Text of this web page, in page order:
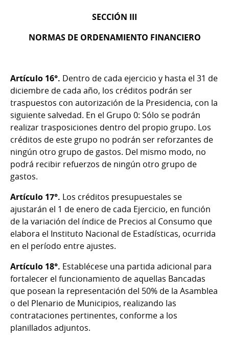
SECCIÓN III
NORMAS DE ORDENAMIENTO FINANCIERO
Artículo 16°. Dentro de cada ejercicio y hasta el 31 de
diciembre de cada año, los créditos podrán ser
traspuestos con autorización de la Presidencia, con la
siguiente salvedad. En el Grupo 0: Sólo se podrán
realizar trasposiciones dentro del propio grupo. Los
créditos de este grupo no podrán ser reforzantes de
ningún otro grupo de gastos. Del mismo modo, no
podrá recibir refuerzos de ningún otro grupo de
gastos.
Artículo 17°. Los créditos presupuestales se
ajustarán el 1 de enero de cada Ejercicio, en función
de la variación del índice de Precios al Consumo que
elabora el Instituto Nacional de Estadísticas, ocurrida
en el período entre ajustes.
Artículo 18°. Establécese una partida adicional para
fortalecer el funcionamiento de aquellas Bancadas
que posean la representación del 50% de la Asamblea
o del Plenario de Municipios, realizando las
contrataciones pertinentes, conforme a los
planillados adjuntos.